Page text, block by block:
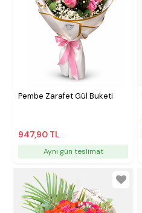
Pembe Zarafet Gül Buketi
947,90 TL
Aynı gün teslimat